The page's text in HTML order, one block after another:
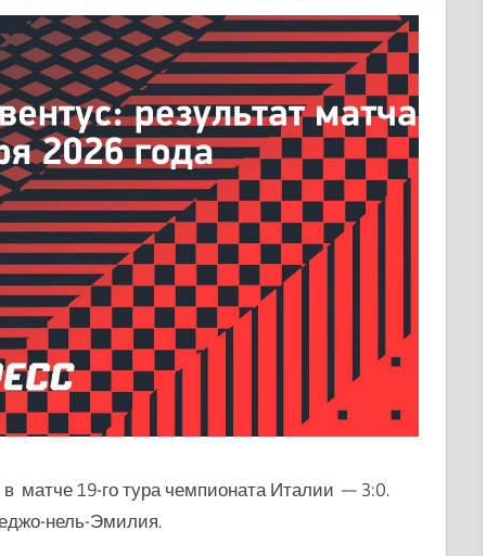
матче 19-го тура чемпионата Италии — 3:0.
нель-Эмилия.